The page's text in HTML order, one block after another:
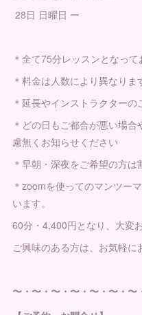
28日 日曜日 ー
＊全て75分レッスンとなって
＊料金は人数により異なりま
＊延長やインストラクター
＊どの日もご都合が悪い場
慮無くお知らせください
＊早朝・深夜をご希望の方は
＊zoomを使ってのマンツー
います。
60分・4,400円となり、大変
ご興味のある方は、お気軽に
〜・〜・〜・〜・〜・〜・〜